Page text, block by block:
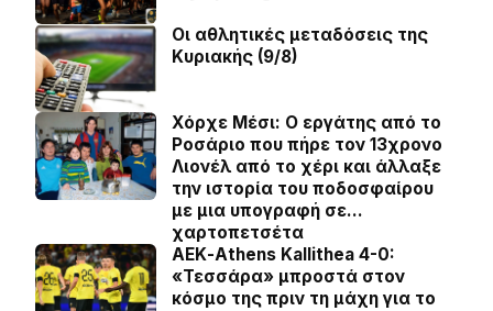
Οι αθλητικές μεταδόσεις της
Κυριακής (9/8)
Χόρχε Μέσι: Ο εργάτης από το
Ροσάριο που πήρε τον 13χρονο
Λιονέλ από το χέρι και άλλαξε
την ιστορία του ποδοσφαίρου
με μια υπογραφή σε…
χαρτοπετσέτα
ΑΕΚ-Athens Kallithea 4-0:
«Τεσσάρα» μπροστά στον
κόσμο της πριν τη μάχη για το